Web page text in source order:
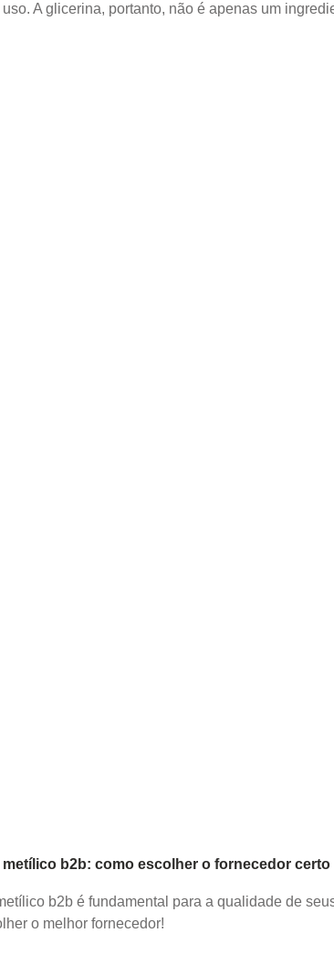
A glicerina, portanto, não é apenas um
metílico b2b: como escolher o fornecedor certo
b2b é fundamental para a qualidade de
o melhor fornecedor!